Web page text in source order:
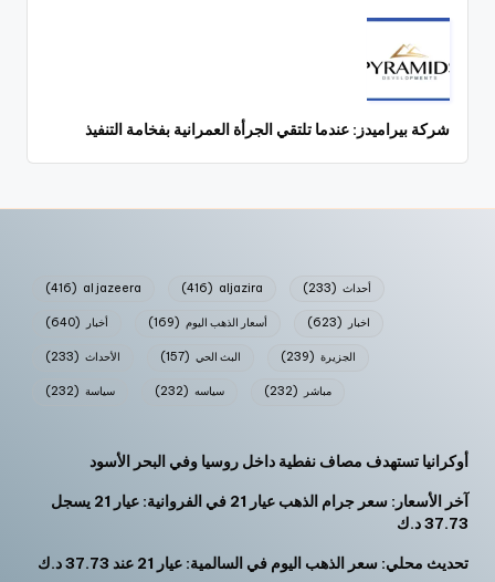
شركة بيراميدز: عندما تلتقي الجرأة العمرانية بفخامة التنفيذ
al jazeera
(416) aljazira
(416) أحداث (233)
أخبار (640) أسعار الذهب اليوم (169) اخبار (623)
الأحداث (233) البث الحي (157) الجزيرة (239)
سياسة (232) سياسه (232) مباشر (232)
أوكرانيا تستهدف مصاف نفطية داخل روسيا وفي البحر الأسود
آخر الأسعار: سعر جرام الذهب عيار 21 في الفروانية: عيار 21 يسجل
37.73 د.ك
تحديث محلي: سعر الذهب اليوم في السالمية: عيار 21 عند 37.73 د.ك